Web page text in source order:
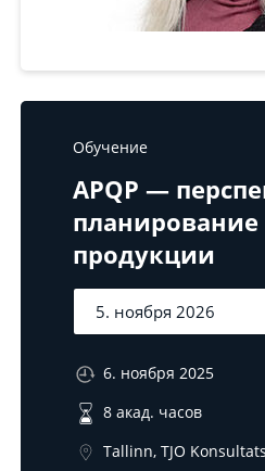
Обучение
APQP —
планирование
продукции
6. ноября 2025
8 акад. часов
Tallinn, TJO